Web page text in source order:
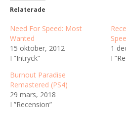
Relaterade
Need For Speed: Most
Wanted
15 oktober, 2012
I ”Intryck”
1
I
Burnout Paradise
Remastered (PS4)
29 mars, 2018
I ”Recension”